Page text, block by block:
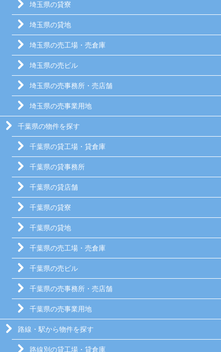
埼玉県の貸寮
埼玉県の貸地
埼玉県の売工場・売倉庫
埼玉県の売ビル
埼玉県の売事務所・売店舗
埼玉県の売事業用地
千葉県の物件を探す
千葉県の貸工場・貸倉庫
千葉県の貸事務所
千葉県の貸店舗
千葉県の貸寮
千葉県の貸地
千葉県の売工場・売倉庫
千葉県の売ビル
千葉県の売事務所・売店舗
千葉県の売事業用地
路線・駅から物件を探す
路線別の貸工場・貸倉庫